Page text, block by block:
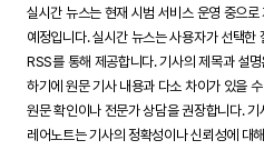
실시간 뉴스는 현재 시범 서비스 운영 중으
예정입니다. 실시간 뉴스는 사용자가 선택
RSS를 통해 제공합니다. 기사의 제목과
하기에 원문 기사 내용과 다소 차이가 있을
원문 확인이나 전문가 상담을 권장합니다.
레어노트는 기사의 정확성이나 신뢰성에 대